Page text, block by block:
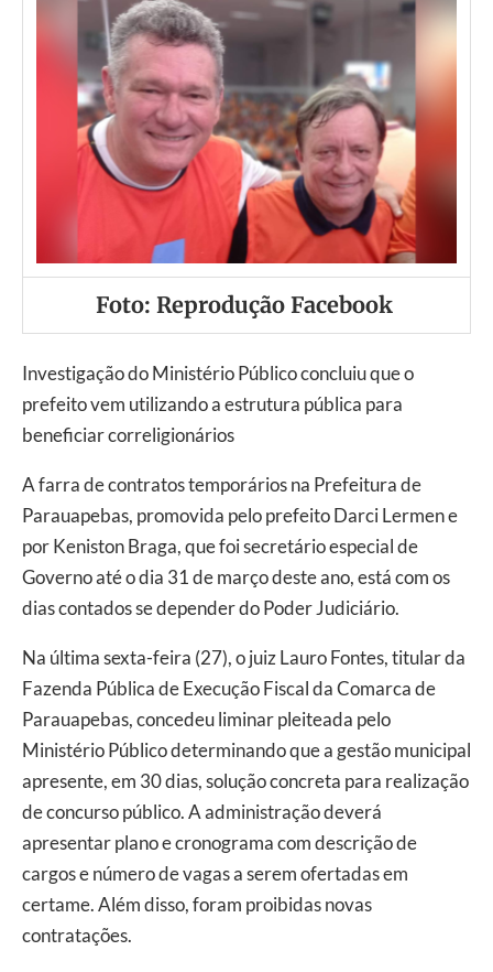
Foto: Reprodução Facebook
Investigação do Ministério Público concluiu que o
prefeito vem utilizando a estrutura pública para
beneficiar correligionários
A farra de contratos temporários na Prefeitura de
Parauapebas, promovida pelo prefeito Darci Lermen e
por Keniston Braga, que foi secretário especial de
Governo até o dia 31 de março deste ano, está com os
dias contados se depender do Poder Judiciário.
Na última sexta-feira (27), o juiz Lauro Fontes, titular da
Fazenda Pública de Execução Fiscal da Comarca de
Parauapebas, concedeu liminar pleiteada pelo
Ministério Público determinando que a gestão municipal
apresente, em 30 dias, solução concreta para realização
de concurso público. A administração deverá
apresentar plano e cronograma com descrição de
cargos e número de vagas a serem ofertadas em
certame. Além disso, foram proibidas novas
contratações.